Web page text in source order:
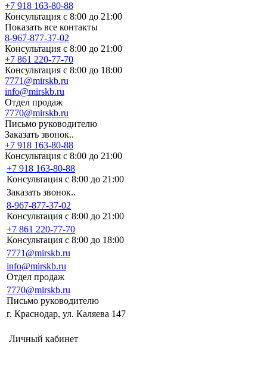
+7 918 163-80-88
Консультация с 8:00 до 21:00
Показать все контакты
8-967-877-37-02
Консультация с 8:00 до 21:00
+7 861 220-77-70
Консультация с 8:00 до 18:00
7771@mirskb.ru
info@mirskb.ru
Отдел продаж
7770@mirskb.ru
Письмо руководителю
Заказать звонок..
+7 918 163-80-88
Консультация с 8:00 до 21:00
+7 918 163-80-88
Консультация с 8:00 до 21:00
Заказать звонок..
8-967-877-37-02
Консультация с 8:00 до 21:00
+7 861 220-77-70
Консультация с 8:00 до 18:00
7771@mirskb.ru
info@mirskb.ru
Отдел продаж
7770@mirskb.ru
Письмо руководителю
г. Краснодар, ул. Каляева 147
Личный кабинет